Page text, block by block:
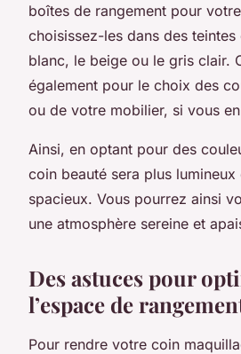
boîtes de rangement pour
choisissez-les dans des
blanc, le beige ou le gris clair.
également pour le choix des
ou de votre mobilier, si vous
Ainsi, en optant pour des
coin beauté sera plus
spacieux. Vous pourrez ainsi
une atmosphère sereine et
Des astuces pour
l’espace de
Pour rendre votre coin